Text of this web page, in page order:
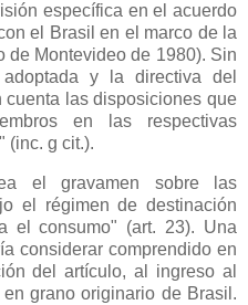
específica en el acuerdo
el Brasil en el marco de la
de Montevideo de 1980). Sin
y la directiva del
cuenta las disposiciones que
en las respectivas
(inc. g cit.).
el gravamen sobre las
el régimen de destinación
el consumo" (art. 23). Una
considerar comprendido en
del artículo, al ingreso al
grano originario de Brasil.